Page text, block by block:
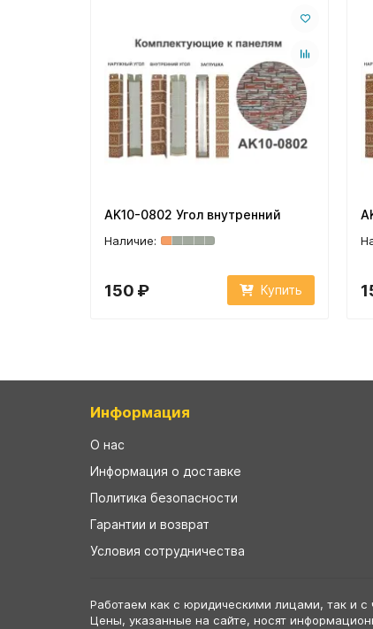
AK10-0802 Угол внутренний
150 ₽ Купить
Информация
О нас
Информация о доставке
Политика безопасности
Гарантии и возврат
Условия сотрудничества
Работаем как с юридическими лицами, так и
Цены, указанные на сайте, носят